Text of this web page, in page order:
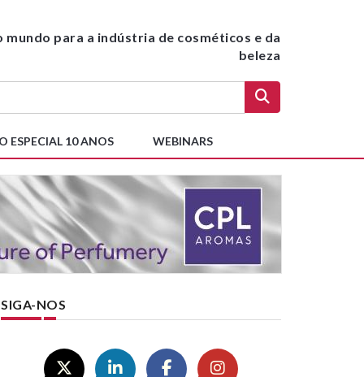
mundo para a indústria de cosméticos e da
beleza
ESPECIAL 10 ANOS WEBINARS
SIGA-NOS